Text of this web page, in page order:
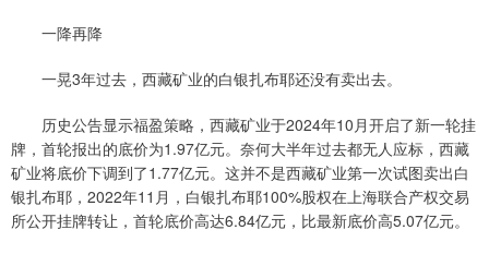
一降再降
一晃3年过去，西藏矿业的白银扎布耶还没有卖出去。
历史公告显示福盈策略，西藏矿业于2024年10月开启了新一轮挂
牌，首轮报出的底价为1.97亿元。奈何大半年过去都无人应标，西藏
矿业将底价下调到了1.77亿元。这并不是西藏矿业第一次试图卖出白
银扎布耶，2022年11月，白银扎布耶100%股权在上海联合产权交易
所公开挂牌转让，首轮底价高达6.84亿元，比最新底价高5.07亿元。